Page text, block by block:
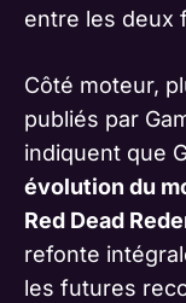
entre les deux
Côté moteur,
publiés par
indiquent que
évolution du
Red Dead
refonte
les futures